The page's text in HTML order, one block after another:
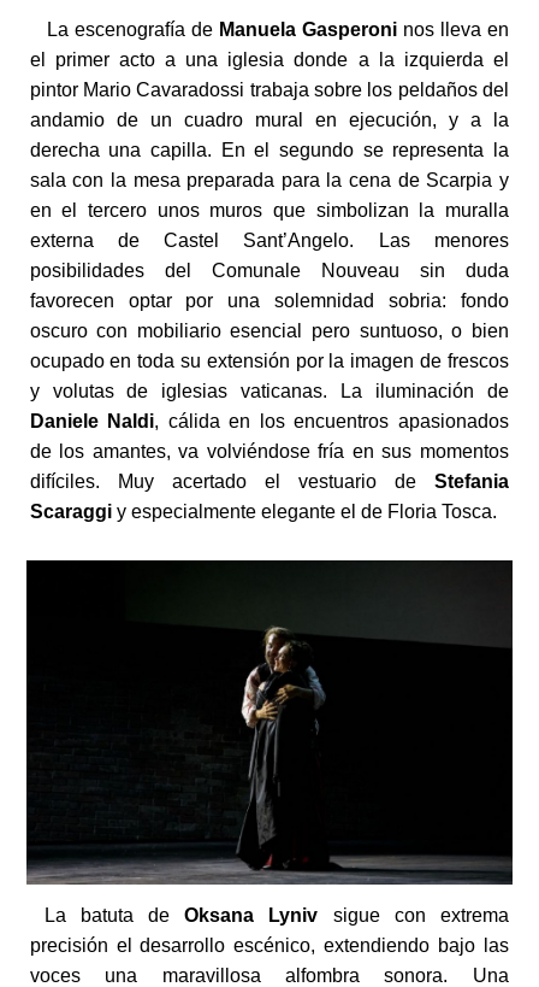
La escenografía de Manuela Gasperoni nos lleva en
el primer acto a una iglesia donde a la izquierda el
pintor Mario Cavaradossi trabaja sobre los peldaños del
andamio de un cuadro mural en ejecución, y a la
derecha una capilla. En el segundo se representa la
sala con la mesa preparada para la cena de Scarpia y
en el tercero unos muros que simbolizan la muralla
externa de Castel Sant’Angelo. Las menores
posibilidades del Comunale Nouveau sin duda
favorecen optar por una solemnidad sobria: fondo
oscuro con mobiliario esencial pero suntuoso, o bien
ocupado en toda su extensión por la imagen de frescos
y volutas de iglesias vaticanas. La iluminación de
Daniele Naldi, cálida en los encuentros apasionados
de los amantes, va volviéndose fría en sus momentos
difíciles. Muy acertado el vestuario de Stefania
Scaraggiy especialmente elegante el de Floria Tosca.
La batuta deOksana Lyniv sigue con extrema
precisión el desarrollo escénico, extendiendo bajo las
voces una maravillosa alfombra sonora. Una